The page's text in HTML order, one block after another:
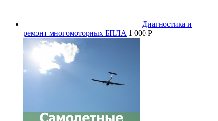
Диагностика и
ремонт многомоторных БПЛА 1 000 P